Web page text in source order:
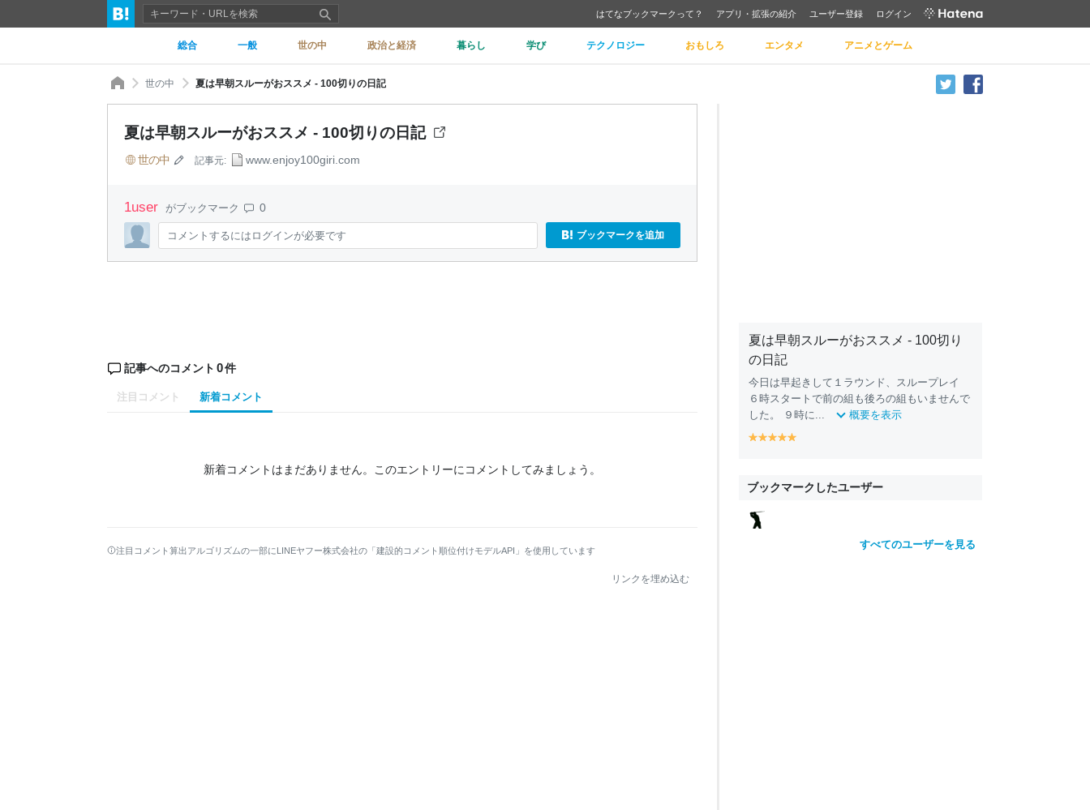
はてなブックマークって？ アプリ・拡張の紹介 ユーザー登録 ログイン
総合 一般 世の中 政治と経済 暮らし 学び テクノロジー おもしろ エンタメ アニメとゲーム
世の中 夏は早朝スルーがおススメ - 100切りの日記
夏は早朝スルーがおススメ - 100切りの日記
世の中 記事元: www.enjoy100giri.com
1user がブックマーク 0
コメントするにはログインが必要です ブックマークを追加
記事へのコメント 0件
注目コメント 新着コメント
新着コメントはまだありません。 このエントリーにコメントしてみましょう。
注目コメント算出アルゴリズムの一部にLINEヤフー株式会社の「建設的コメント順位付けモデルAPI」を使用しています
リンクを埋め込む
夏は早朝スルーがおススメ - 100切り
の日記
今日は早起きして１ラウンド、スループレイ
６時スタートで前の組も後ろの組もいませんで
した。 ９時に...
概要を表示
y
o
y
o
y
o
y
oo
ブックマークしたユーザー
すべてのユーザーを見る